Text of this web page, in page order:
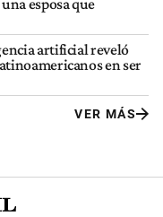
esposa que
artificial reveló
en ser
VER MÁS